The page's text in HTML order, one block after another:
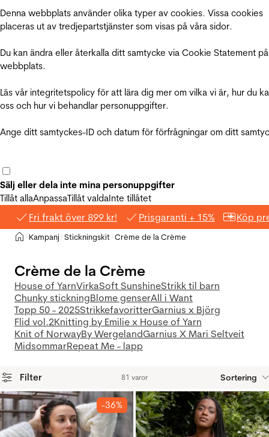
Denna webbplats använder olika typer av cookies. Vissa cookies
placeras ut av tredjepartstjänster som visas på våra sidor.
Du kan ändra eller återkalla ditt samtycke via Cookie Statement
webbplats.
Läs vår integritetspolicy för att lära dig mer om vilka vi är, hur du
oss och hur vi behandlar personuppgifter.
Ange ditt samtyckes-ID och datum för förfrågningar om ditt
Sälj eller dela inte mina personuppgifter
Tillåt allaAnpassaTillåt valdaInte tillåtet
Fri frakt över 899 kr! Prisgaranti + 15% Köp
Hem
>Kampanj >Stickningskit >Crème de la Crème
Crème de la Crème
House of YarnVirkaSoft SunshineStrikk til barn
Chunky stickningBlome genserAll i Want
Topp 50 - 2025StrikkefavoritterGarnius x Björg
Flid vol.2Knitting by Emilie x House of Yarn
Knit of NorwayBy WergelandGarnius X Mari Seltveit
MidsommarRepeat Me - lapp
Filter 81 varor Sortering
Produkter
-36%